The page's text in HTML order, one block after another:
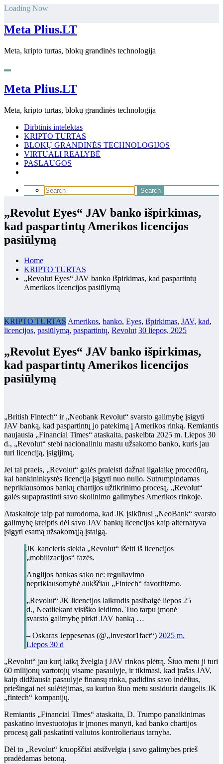
Skip
content
Loading Now
Meta Plius.LT
Meta, kripto turtas, blokų grandinės technologija
Meta Plius.LT
Meta, kripto turtas, blokų grandinės technologija
Dirbtinis intelektas
KRIPTO TURTAS
BLOKŲ GRANDINĖS TECHNOLOGIJOS
VIRTUALI REALYBĖ
PASLAUGOS
„Revolut Eyes“ JAV banko išpirkimas,
kad paspartintų Amerikos licencijos
pasiūlymą
Home
KRIPTO TURTAS
„Revolut Eyes“ JAV banko išpirkimas, kad paspartintų
Amerikos licencijos pasiūlymą
KRIPTO TURTAS Amerikos, banko, Eyes, išpirkimas, JAV, kad,
licencijos, pasiūlymą, paspartintų, Revolut 30 liepos, 2025
„Revolut Eyes“ JAV banko išpirkimas,
kad paspartintų Amerikos licencijos
pasiūlymą
„British Fintech“ ir „Neobank Revolut“ svarsto galimybę įsigyti
JAV banką, kad paspartintų jo patekimą į Amerikos rinką. Remiantis
naujausia „Financial Times“ ataskaita, paskelbta 2025 m. Liepos 30
d., „Revolut“ stebi nacionaliniu mastu užsakomo banko, kuris jau
turi licenciją, įsigijimą.
Jei tai praeis, „Revolut“ galės praleisti dažnai ilgalaikę procedūrą,
kai bankininkystės licencija įsigyti nuo nulio. Sutrumpindamas
nepriklausomos bankų chartijos užtikrinimo procesą, „Revolut“
galės supaprastinti savo skolinimo galimybes Amerikos rinkoje.
Ataskaitoje taip pat nurodoma, kad JK įsikūrusi „NeoBank“ svarsto
galimybę kreiptis dėl savo JAV bankų licencijos kaip alternatyva
įsigyti esamą užsakomąją įstaigą.
JK kancleris siekia „Revolut“ išeiti iš licencijos
„mobilizacijos“ fazės.
Anglijos bankas sako ne: reguliavimo
nepriklausomybė aukščiau „Fintech“ favoritizmo.
„Revolut“ JK licencijos laikrodis pasibaigė liepos 25
d., Neatliekant visiško leidimo. Tuo tarpu įmonė
svarsto galimybę pirkti JAV banką …
– Oskaras Jeppesenas (@„Investor1fact“) 2025 m.
Liepos 30 d
„Revolut“ jau kurį laiką žvelgia į JAV rinkos plėtrą. Šiuo metu ji turi
60 milijonų vartotojų visame pasaulyje, ir tikimasi, kad įrašas JAV,
kaip didžiausia pasaulyje finansų rinka, padidins savo indėlius,
priešingai nei sulėtėjimas, su kuriuo šiuo metu susiduria daugelis JK
„fintech“ kompanijų.
Remiantis „Financial Times“ ataskaita, D. Trumpo panaikinimas
paskatino investuotojus ir įmones manyti, kad banko chartijos
procesą gali paskatinti valiutos kontrolieriaus tarnyba.
Dėl to „Revolut“ kruopščiai atsižvelgia į savo galimybes prieš
pradėdamas betoną.